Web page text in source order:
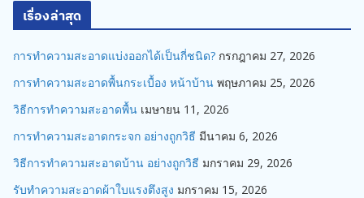
เรื่องล่าสุด
การทำความสะอาดแบ่งออกได้เป็นกี่ชนิด? กรกฎาคม 27, 2026
การทำความสะอาดพื้นกระเบื้อง หน้าบ้าน พฤษภาคม 25, 2026
วิธีการทำความสะอาดพื้น เมษายน 11, 2026
การทำความสะอาดกระจก อย่างถูกวิธี มีนาคม 6, 2026
วิธีการทำความสะอาดบ้าน อย่างถูกวิธี มกราคม 29, 2026
รับทำความสะอาดผ้าใบแรงตึงสูง มกราคม 15, 2026